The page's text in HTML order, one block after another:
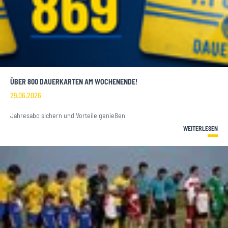
ÜBER 800 DAUERKARTEN AM WOCHENENDE!
29.06.2026
Jahresabo sichern und Vorteile genießen
WEITERLESEN